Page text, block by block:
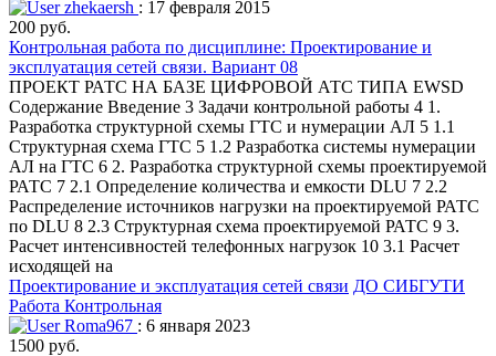
zhekaersh : 17 февраля 2015
200 руб.
Контрольная работа по дисциплине: Проектирование и
эксплуатация сетей связи. Вариант 08
ПРОЕКТ РАТС НА БАЗЕ ЦИФРОВОЙ АТС ТИПА EWSD
Содержание Введение 3 Задачи контрольной работы 4 1.
Разработка структурной схемы ГТС и нумерации АЛ 5 1.1
Структурная схема ГТС 5 1.2 Разработка системы нумерации
АЛ на ГТС 6 2. Разработка структурной схемы проектируемой
РАТС 7 2.1 Определение количества и емкости DLU 7 2.2
Распределение источников нагрузки на проектируемой РАТС
по DLU 8 2.3 Структурная схема проектируемой РАТС 9 3.
Расчет интенсивностей телефонных нагрузок 10 3.1 Расчет
исходящей на
Проектирование и эксплуатация сетей связи ДО СИБГУТИ
Работа Контрольная
Roma967 : 6 января 2023
1500 руб.